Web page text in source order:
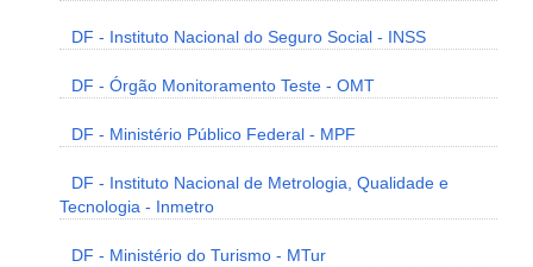
DF - Instituto Nacional do Seguro Social - INSS
DF - Órgão Monitoramento Teste - OMT
DF - Ministério Público Federal - MPF
DF - Instituto Nacional de Metrologia, Qualidade e
Tecnologia - Inmetro
DF - Ministério do Turismo - MTur